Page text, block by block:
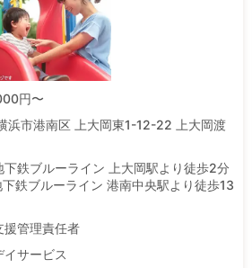
円〜
浜市港南区 上大岡東1-12-22 上大岡渡
下鉄ブルーライン 上大岡駅より徒歩2分
鉄ブルーライン 港南中央駅より徒歩13
援管理責任者
イサービス